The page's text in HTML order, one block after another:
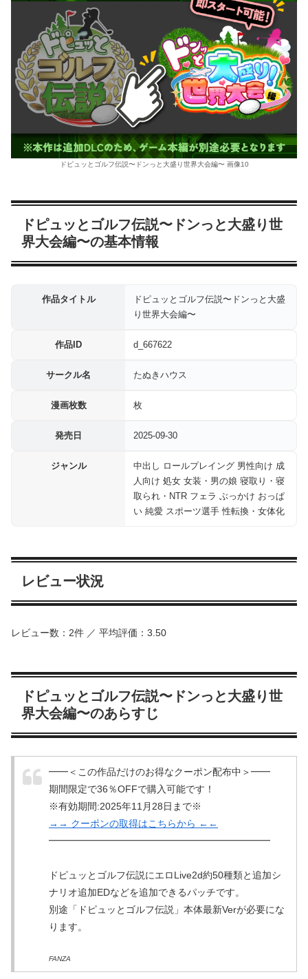
ドピュッとゴルフ伝説〜ドンっと大盛り世界大会編〜 画像10
ドピュッとゴルフ伝説〜ドンっと大盛り世
界大会編〜の基本情報
作品タイトル
ドピュッとゴルフ伝説〜ドンっと大盛
り世界大会編〜
作品ID d_667622
サークル名 たぬきハウス
漫画枚数 枚
発売日 2025-09-30
ジャンル
中出し ロールプレイング 男性向け 成
人向け 処女 女装・男の娘 寝取り・寝
取られ・NTR フェラ ぶっかけ おっぱ
い 純愛 スポーツ選手 性転換・女体化
レビュー状況
レビュー数：2件 ／ 平均評価：3.50
ドピュッとゴルフ伝説〜ドンっと大盛り世
界大会編〜のあらすじ
━━＜この作品だけのお得なクーポン配布中＞━━
期間限定で36％OFFで購入可能です！
※有効期間:2025年11月28日まで※
→→ クーポンの取得はこちらから ←←
━━━━━━━━━━━━━━━━━━━━━━━
ドピュッとゴルフ伝説にエロLive2d約50種類と追加シ
ナリオ追加EDなどを追加できるパッチです。
別途「ドピュッとゴルフ伝説」本体最新Verが必要にな
ります。
FANZA